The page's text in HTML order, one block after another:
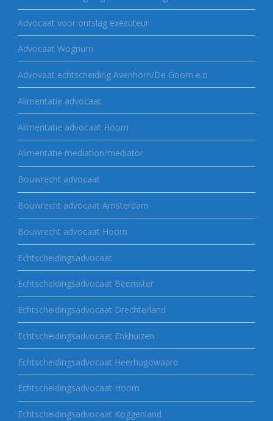
Advocaat voor ontslag executeur
Advocaat Wognum
Advovaat echtscheiding Avenhorn/De Goorn e.o
Alimentatie advocaat
Alimentatie advocaat Hoorn
Alimentatie mediation/mediator
Bouwrecht advocaat
Bouwrecht advocaat Amsterdam
Bouwrecht advocaat Hoorn
Echtscheidingsadvocaat
Echtscheidingsadvocaat Beemster
Echtscheidingsadvocaat Drechterland
Echtscheidingsadvocaat Enkhuizen
Echtscheidingsadvocaat Heerhugowaard
Echtscheidingsadvocaat Hoorn
Echtscheidingsadvocaat Koggenland